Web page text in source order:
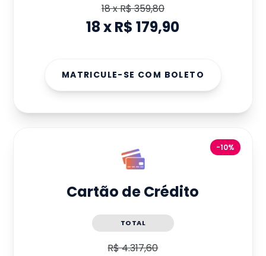
18xR$ 359,80
18xR$ 179,90
MATRICULE-SE COM BOLETO
-10%
Cartão de Crédito
TOTAL
R$ 4.317,60